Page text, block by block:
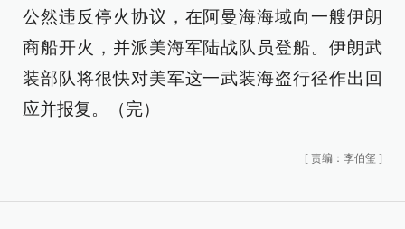
公然违反停火协议，在阿曼海海域向一艘伊朗
商船开火，并派美海军陆战队员登船。伊朗武
装部队将很快对美军这一武装海盗行径作出回
应并报复。（完）
[ 责编：李伯玺 ]